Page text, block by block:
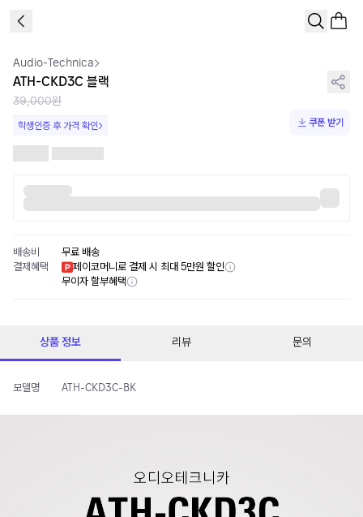
Audio-Technica
ATH-CKD3C 블랙
39,000원
학생인증 후 가격 확인 쿠폰 받기
배송비
무료 배송
결제혜택
페이코머니로 결제 시 최대 5만원 할인
무이자 할부혜택
상품 정보 리뷰 문의
모델명 ATH-CKD3C-BK